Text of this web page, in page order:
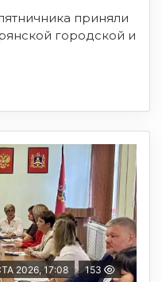
приняли
городской и
2026, 17:08 153